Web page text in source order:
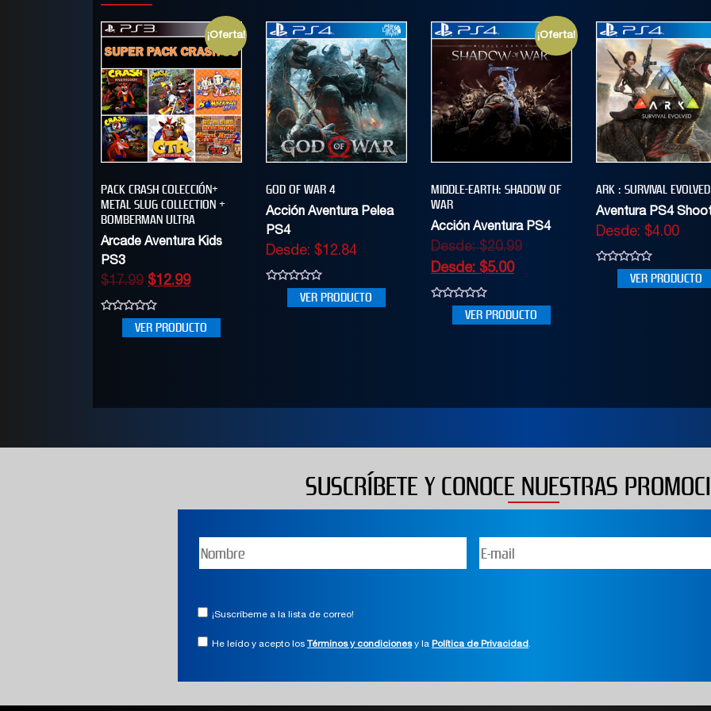
¡Oferta!
PACK CRASH COLECCIÓN+
METAL SLUG COLLECTION +
BOMBERMAN ULTRA
Arcade Aventura Kids
PS3
$17.99 $12.99
VER PRODUCTO
GOD OF WAR 4
Acción Aventura Pelea
PS4
Desde:$12.84
VER PRODUCTO
¡Oferta!
MIDDLE-EARTH: SHADOW OF
WAR
Acción Aventura PS4
Desde:$20.99
Desde:$5.00
VER PRODUCTO
ARK : SURVIVAL EVOLVED
Aventura PS4
Desde:$4.00
VER PRODUCTO
SUSCRÍBETE Y CONOCE NUESTRAS
¡Suscríbeme a la lista de correo!
He leído y acepto los Términos y condicionesy la Política de Privacidad.